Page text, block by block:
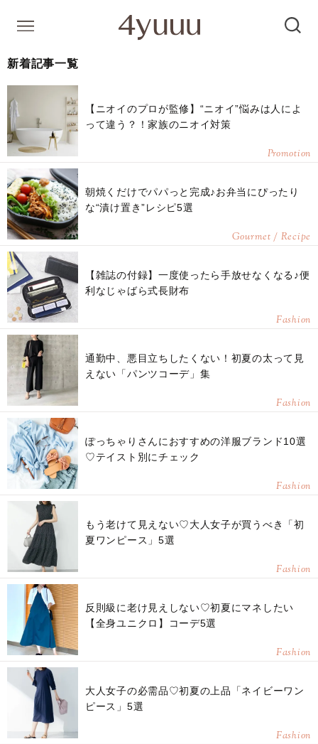
新着記事一覧
【ニオイのプロが監修】“ニオイ”悩みは人によ
って違う？！家族のニオイ対策
Promotion
朝焼くだけでパパっと完成♪お弁当にぴったり
な“漬け置き”レシピ5選
Gourmet / Recipe
【雑誌の付録】一度使ったら手放せなくなる♪便
利なじゃばら式長財布
Fashion
通勤中、悪目立ちしたくない！初夏の太って見
えない「パンツコーデ」集
Fashion
ぽっちゃりさんにおすすめの洋服ブランド10選
♡テイスト別にチェック
Fashion
もう老けて見えない♡大人女子が買うべき「初
夏ワンピース」5選
Fashion
反則級に老け見えしない♡初夏にマネしたい
【全身ユニクロ】コーデ5選
Fashion
大人女子の必需品♡初夏の上品「ネイビーワン
ピース」5選
Fashion